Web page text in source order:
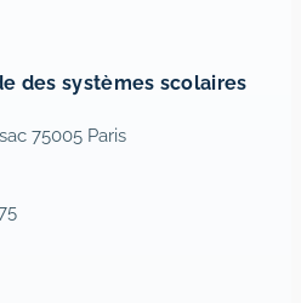
des systèmes scolaires
75005 Paris